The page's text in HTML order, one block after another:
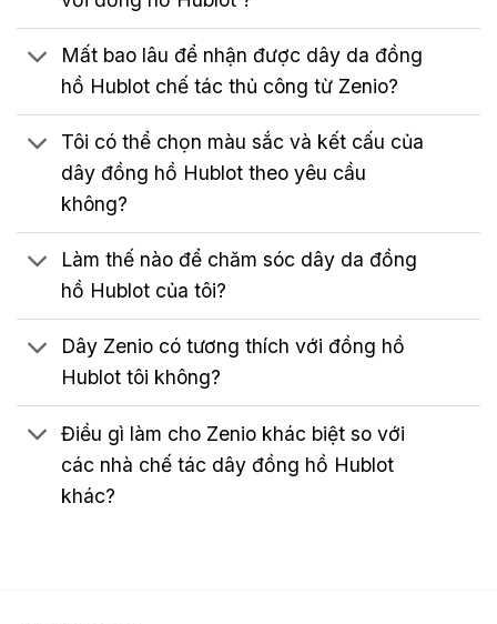
Mất bao lâu để nhận được dây da đồng
hồ Hublot chế tác thủ công từ Zenio?
Tôi có thể chọn màu sắc và kết cấu của
dây đồng hồ Hublot theo yêu cầu
không?
Làm thế nào để chăm sóc dây da đồng
hồ Hublot của tôi?
Dây Zenio có tương thích với đồng hồ
Hublot tôi không?
Điều gì làm cho Zenio khác biệt so với
các nhà chế tác dây đồng hồ Hublot
khác?